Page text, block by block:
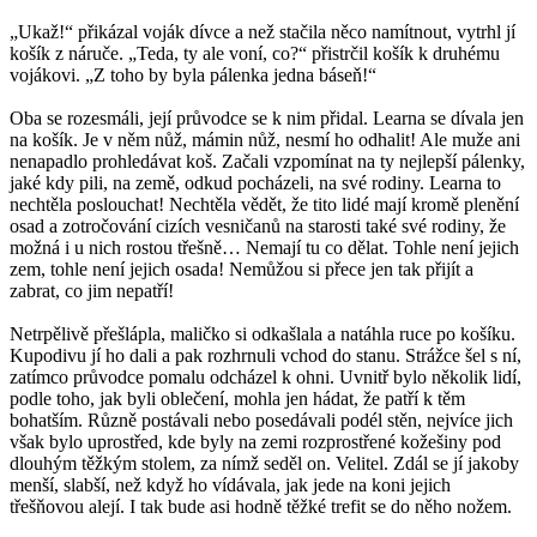
„Ukaž!“ přikázal voják dívce a než stačila něco namítnout, vytrhl jí
košík z náruče. „Teda, ty ale voní, co?“ přistrčil košík k druhému
vojákovi. „Z toho by byla pálenka jedna báseň!“
Oba se rozesmáli, její průvodce se k nim přidal. Learna se dívala jen
na košík. Je v něm nůž, mámin nůž, nesmí ho odhalit! Ale muže ani
nenapadlo prohledávat koš. Začali vzpomínat na ty nejlepší pálenky,
jaké kdy pili, na země, odkud pocházeli, na své rodiny. Learna to
nechtěla poslouchat! Nechtěla vědět, že tito lidé mají kromě plenění
osad a zotročování cizích vesničanů na starosti také své rodiny, že
možná i u nich rostou třešně… Nemají tu co dělat. Tohle není jejich
zem, tohle není jejich osada! Nemůžou si přece jen tak přijít a
zabrat, co jim nepatří!
Netrpělivě přešlápla, maličko si odkašlala a natáhla ruce po košíku.
Kupodivu jí ho dali a pak rozhrnuli vchod do stanu. Strážce šel s ní,
zatímco průvodce pomalu odcházel k ohni. Uvnitř bylo několik lidí,
podle toho, jak byli oblečení, mohla jen hádat, že patří k těm
bohatším. Různě postávali nebo posedávali podél stěn, nejvíce jich
však bylo uprostřed, kde byly na zemi rozprostřené kožešiny pod
dlouhým těžkým stolem, za nímž seděl on. Velitel. Zdál se jí jakoby
menší, slabší, než když ho vídávala, jak jede na koni jejich
třešňovou alejí. I tak bude asi hodně těžké trefit se do něho nožem.